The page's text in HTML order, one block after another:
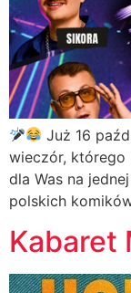
Już 16
wieczór, którego
dla Was na
polskich
Kabaret